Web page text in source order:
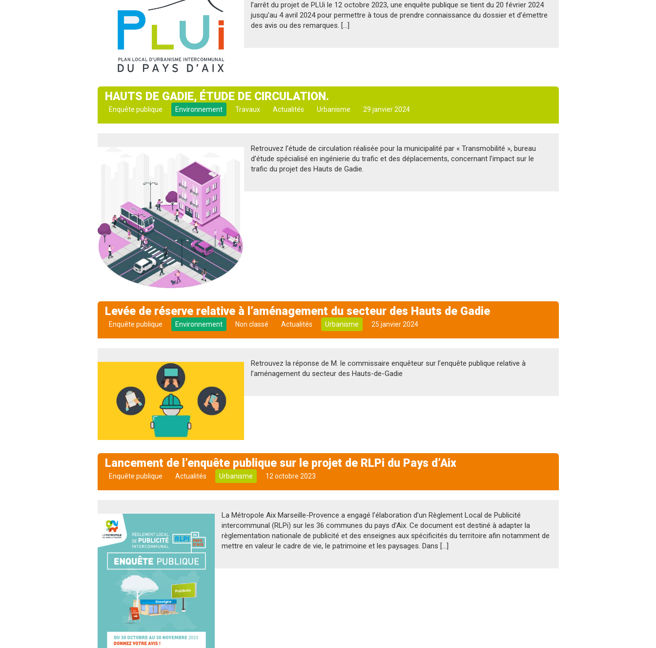
l’arrêt du projet de PLUi le 12 octobre 2023, une enquête publique se tient du 20 février 2024
jusqu’au 4 avril 2024 pour permettre à tous de prendre connaissance du dossier et d’émettre
des avis ou des remarques. […]
HAUTS DE GADIE, ÉTUDE DE CIRCULATION.
Enquête publique Environnement Travaux Actualités Urbanisme 29 janvier 2024
Retrouvez l’étude de circulation réalisée pour la municipalité par « Transmobilité », bureau
d’étude spécialisé en ingénierie du trafic et des déplacements, concernant l’impact sur le
trafic du projet des Hauts de Gadie.
Levée de réserve relative à l’aménagement du secteur des Hauts de Gadie
Enquête publique Environnement Non classé Actualités Urbanisme 25 janvier 2024
Retrouvez la réponse de M. le commissaire enquêteur sur l’enquête publique relative à
l’aménagement du secteur des Hauts-de-Gadie
Lancement de l’enquête publique sur le projet de RLPi du Pays d’Aix
Enquête publique Actualités Urbanisme 12 octobre 2023
La Métropole Aix Marseille-Provence a engagé l’élaboration d’un Règlement Local de Publicité
intercommunal (RLPi) sur les 36 communes du pays d’Aix. Ce document est destiné à adapter la
règlementation nationale de publicité et des enseignes aux spécificités du territoire afin notamment de
mettre en valeur le cadre de vie, le patrimoine et les paysages. Dans […]